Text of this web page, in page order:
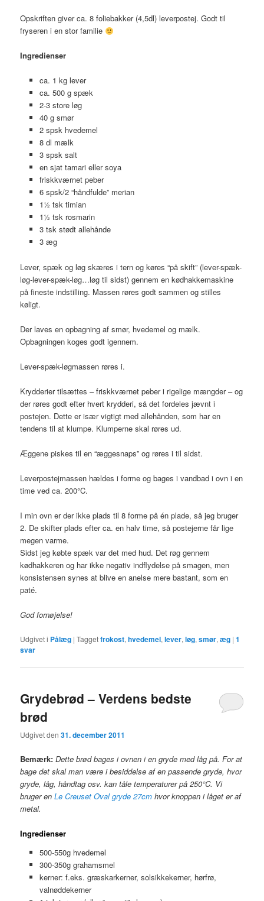
Opskriften giver ca. 8 foliebakker (4,5dl) leverpostej. Godt til
fryseren i en stor familie
Ingredienser
ca. 1 kg lever
ca. 500 g spæk
2-3 store løg
40 g smør
2 spsk hvedemel
8 dl mælk
3 spsk salt
en sjat tamari eller soya
friskkværnet peber
6 spsk/2 “håndfulde” merian
1½ tsk timian
1½ tsk rosmarin
3 tsk stødt allehånde
3 æg
Lever, spæk og løg skæres i tern og køres “på skift” (lever-spæk-
løg-lever-spæk-løg…løg til sidst) gennem en kødhakkemaskine
på fineste indstilling. Massen røres godt sammen og stilles
køligt.
Der laves en opbagning af smør, hvedemel og mælk.
Opbagningen koges godt igennem.
Lever-spæk-løgmassen røres i.
Krydderier tilsættes – friskkværnet peber i rigelige mængder – og
der røres godt efter hvert krydderi, så det fordeles jævnt i
postejen. Dette er især vigtigt med allehånden, som har en
tendens til at klumpe. Klumperne skal røres ud.
Æggene piskes til en “æggesnaps” og røres i til sidst.
Leverpostejmassen hældes i forme og bages i vandbad i ovn i en
time ved ca. 200°C.
I min ovn er der ikke plads til 8 forme på én plade, så jeg bruger
2. De skifter plads efter ca. en halv time, så postejerne får lige
megen varme.
Sidst jeg købte spæk var det med hud. Det røg gennem
kødhakkeren og har ikke negativ indflydelse på smagen, men
konsistensen synes at blive en anelse mere bastant, som en
paté.
God fornøjelse!
Udgivet i Pålæg |Taggetfrokost,hvedemel,lever,løg,smør,æg |1
svar
Grydebrød – Verdens bedste
brød
Udgivet den31. december 2011
Bemærk: Dette brød bages i ovnen i en gryde med låg på. For at
bage det skal man være i besiddelse af en passende gryde, hvor
gryde, låg, håndtag osv. kan tåle temperaturer på 250°C. Vi
bruger enLe Creuset Oval gryde 27cm hvor knoppen i låget er af
metal.
Ingredienser
500-550g hvedemel
300-350g grahamsmel
kerner: f.eks. græskarkerner, solsikkekerner, hørfrø,
valnøddekerner